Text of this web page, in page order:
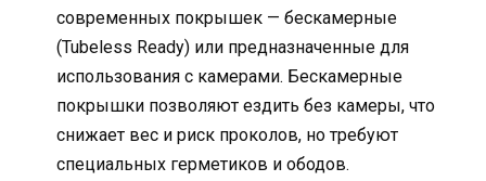
современных покрышек — бескамерные
(Tubeless Ready) или предназначенные для
использования с камерами. Бескамерные
покрышки позволяют ездить без камеры, что
снижает вес и риск проколов, но требуют
специальных герметиков и ободов.